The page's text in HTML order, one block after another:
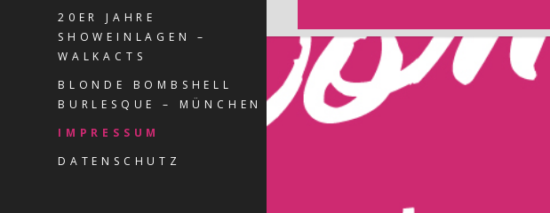
20ER JAHRE
SHOWEINLAGEN –
WALKACTS
BLONDE BOMBSHELL
BURLESQUE – MÜNCHEN
IMPRESSUM
DATENSCHUTZ